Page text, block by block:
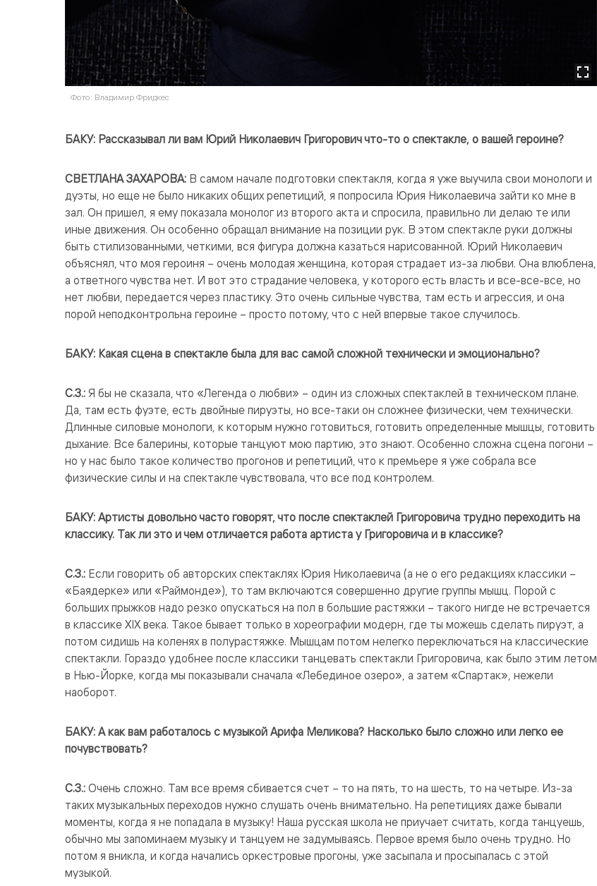
Фото: Владимир Фридкес
БАКУ: Рассказывал ли вам Юрий Николаевич Григорович что-то о спектакле, о вашей героине?
СВЕТЛАНА ЗАХАРОВА: В самом начале подготовки спектакля, когда я уже выучила свои монологи и
дуэты, но еще не было никаких общих репетиций, я попросила Юрия Николаевича зайти ко мне в
зал. Он пришел, я ему показала монолог из второго акта и спросила, правильно ли делаю те или
иные движения. Он особенно обращал внимание на позиции рук. В этом спектакле руки должны
быть стилизованными, четкими, вся фигура должна казаться нарисованной. Юрий Николаевич
объяснял, что моя героиня – очень молодая женщина, которая страдает из-за любви. Она влюблена,
а ответного чувства нет. И вот это страдание человека, у которого есть власть и все-все-все, но
нет любви, передается через пластику. Это очень сильные чувства, там есть и агрессия, и она
порой неподконтрольна героине – просто потому, что с ней впервые такое случилось.
БАКУ: Какая сцена в спектакле была для вас самой сложной технически и эмоционально?
С.З.: Я бы не сказала, что «Легенда о любви» – один из сложных спектаклей в техническом плане.
Да, там есть фуэте, есть двойные пируэты, но все-таки он сложнее физически, чем технически.
Длинные силовые монологи, к которым нужно готовиться, готовить определенные мышцы, готовить
дыхание. Все балерины, которые танцуют мою партию, это знают. Особенно сложна сцена погони –
но у нас было такое количество прогонов и репетиций, что к премьере я уже собрала все
физические силы и на спектакле чувствовала, что все под контролем.
БАКУ: Артисты довольно часто говорят, что после спектаклей Григоровича трудно переходить на
классику. Так ли это и чем отличается работа артиста у Григоровича и в классике?
С.З.: Если говорить об авторских спектаклях Юрия Николаевича (а не о его редакциях классики –
«Баядерке» или «Раймонде»), то там включаются совершенно другие группы мышц. Порой с
больших прыжков надо резко опускаться на пол в большие растяжки – такого нигде не встречается
в классике XIX века. Такое бывает только в хореографии модерн, где ты можешь сделать пируэт, а
потом сидишь на коленях в полурастяжке. Мышцам потом нелегко переключаться на классические
спектакли. Гораздо удобнее после классики танцевать спектакли Григоровича, как было этим летом
в Нью-Йорке, когда мы показывали сначала «Лебединое озеро», а затем «Спартак», нежели
наоборот.
БАКУ: А как вам работалось с музыкой Арифа Меликова? Насколько было сложно или легко ее
почувствовать?
С.З.: Очень сложно. Там все время сбивается счет – то на пять, то на шесть, то на четыре. Из-за
таких музыкальных переходов нужно слушать очень внимательно. На репетициях даже бывали
моменты, когда я не попадала в музыку! Наша русская школа не приучает считать, когда танцуешь,
обычно мы запоминаем музыку и танцуем не задумываясь. Первое время было очень трудно. Но
потом я вникла, и когда начались оркестровые прогоны, уже засыпала и просыпалась с этой
музыкой.